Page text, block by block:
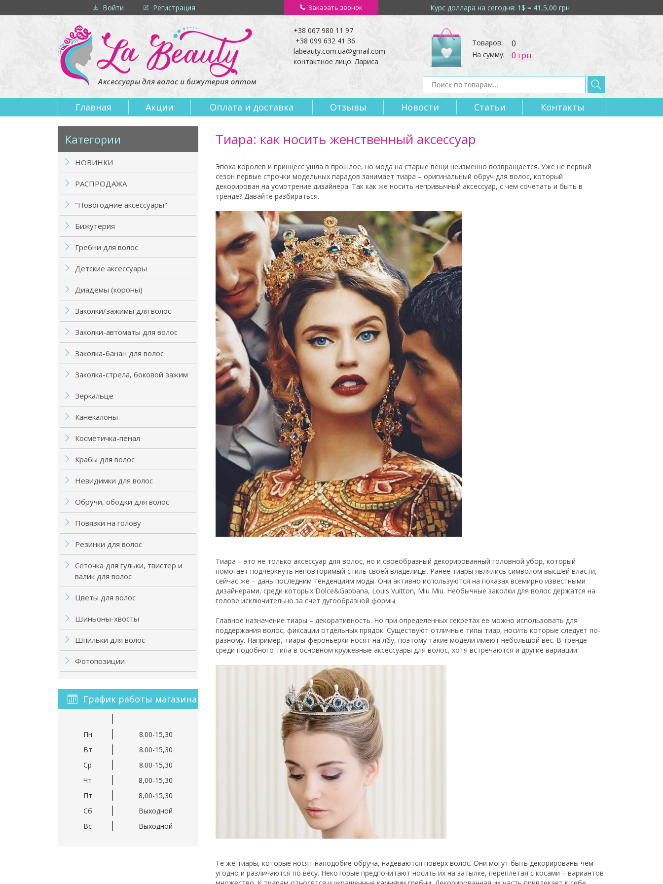
Войти Регистрация Заказать звонок Курс доллара на сегодня: 1$ = 41,5,00 грн
+38 067 980 11 97
+38 099 632 41 36
labeauty.com.ua@gmail.com
контактное лицо: Лариса
Товаров: 0
На сумму: 0 грн
Главная Акции Оплата и доставка Отзывы Новости Статьи Контакты
Категории
НОВИНКИ
РАСПРОДАЖА
"Новогодние аксессуары"
Бижутерия
Гребни для волос
Детские аксессуары
Диадемы (короны)
Заколки/зажимы для волос
Заколки-автоматы для волос
Заколка-банан для волос
Заколка-стрела, боковой зажим
Зеркальце
Канекалоны
Косметичка-пенал
Крабы для волос
Невидимки для волос
Обручи, ободки для волос
Повязки на голову
Резинки для волос
Сеточка для гульки, твистер и
валик для волос
Цветы для волос
Шиньоны-хвосты
Шпильки для волос
Фотопозиции
График работы магазина
Пн
8.00-15,30
Вт
8.00-15,30
Ср
8.00-15,30
Чт
8,00-15,30
Пт
8,00-15,30
Сб
Выходной
Вс
Выходной
Тиара: как носить женственный аксессуар
Эпоха королев и принцесс ушла в прошлое, но мода на старые вещи неизменно возвращается. Уже не первый
сезон первые строчки модельных парадов занимает тиара – оригинальный обруч для волос, который
декорирован на усмотрение дизайнера. Так как же носить непривычный аксессуар, с чем сочетать и быть в
тренде? Давайте разбираться.
Тиара – это не только аксессуар для волос, но и своеобразный декорированный головной убор, который
помогает подчеркнуть неповторимый стиль своей владелицы. Ранее тиары являлись символом высшей власти,
сейчас же – дань последним тенденциям моды. Они активно используются на показах всемирно известными
дизайнерами, среди которых Dolce&Gabbana, Louis Vuitton, Miu Miu. Необычные заколки для волос держатся на
голове исключительно за счет дугообразной формы.
Главное назначение тиары – декоративность. Но при определенных секретах ее можно использовать для
поддержания волос, фиксации отдельных прядок. Существуют отличные типы тиар, носить которые следует по-
разному. Например, тиары-фероньерки носят на лбу, поэтому такие модели имеют небольшой вес. В тренде
среди подобного типа в основном кружевные аксессуары для волос, хотя встречаются и другие вариации.
Те же тиары, которые носят наподобие обруча, надеваются поверх волос. Они могут быть декорированы чем
угодно и различаются по весу. Некоторые предпочитают носить их на затылке, переплетая с косами – вариантов